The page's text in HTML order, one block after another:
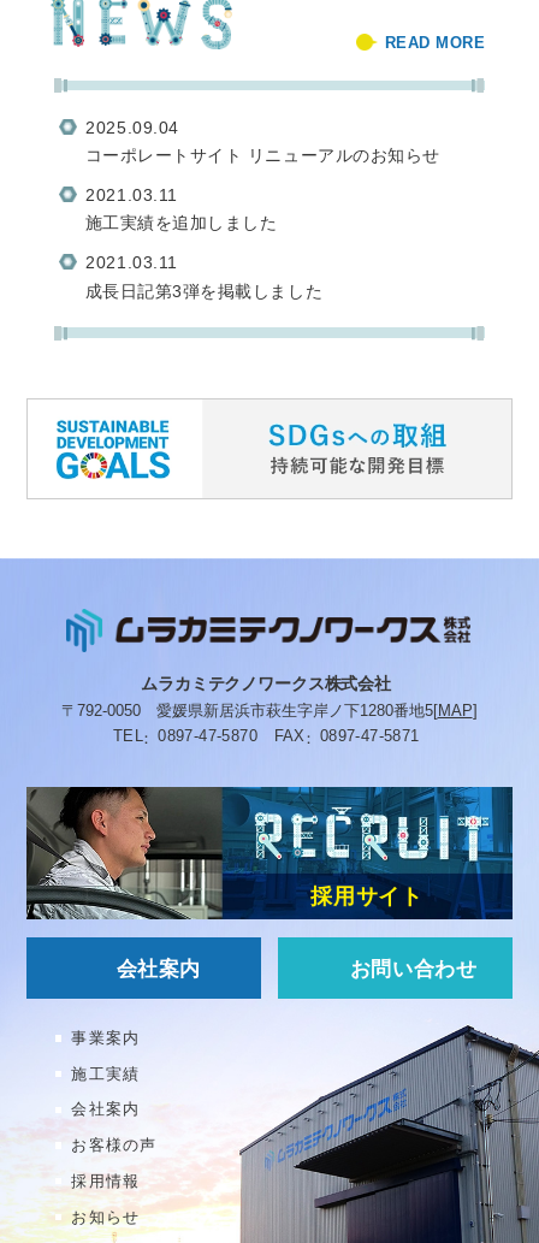
READ MORE
2025.09.04
コーポレートサイト リニューアルのお知らせ
2021.03.11
施工実績を追加しました
2021.03.11
成長日記第3弾を掲載しました
事業案内
施工実績
会社案内
お客様の声
採用情報
お知らせ
採用サイト
会社案内 お問い合わせ
ムラカミテクノワークス株式会社
〒792-0050 愛媛県新居浜市萩生字岸ノ下1280番地5[MAP]
TEL
0897-47-5870 FAX 0897-47-5871